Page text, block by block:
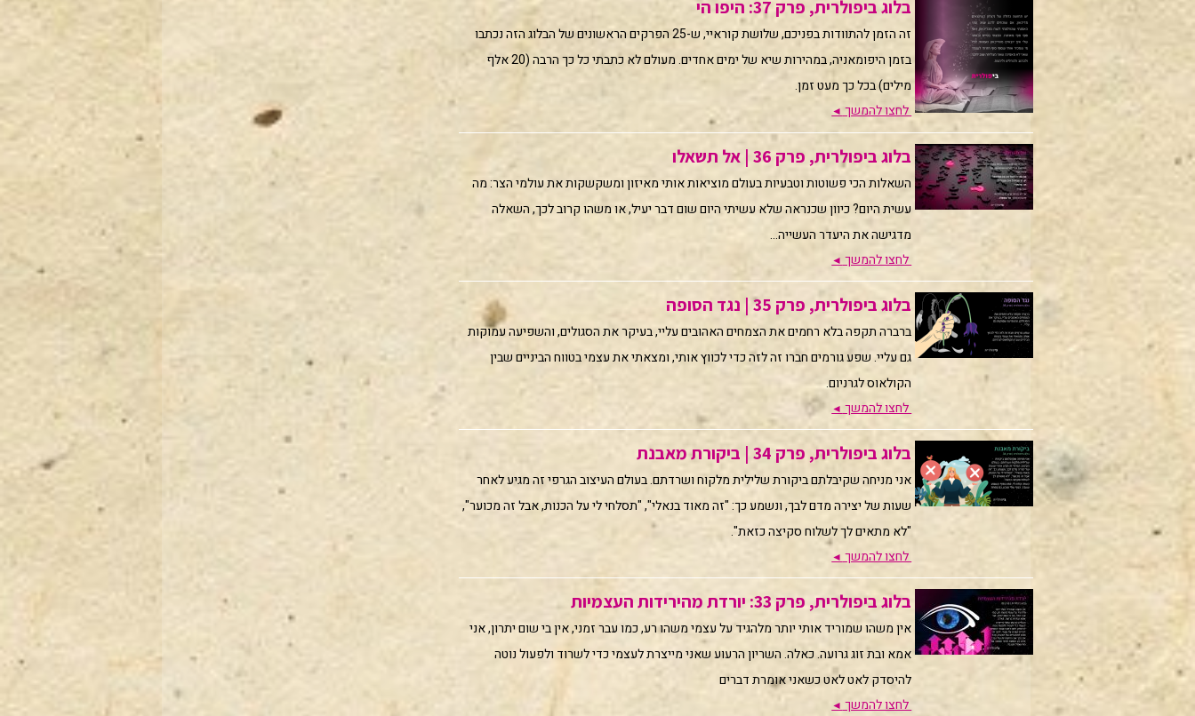
בלוג ביפולרית, פרק 37: היפו הי
זה הזמן להתוודות בפניכם, שלושת קוראיי, ש-25 הפרקים הראשונים של הבלוג הזה נכתבו
בזמן היפומאניה, במהירות שיא של ימים אחדים. מעולם לא כתבתי כל כך הרבה (20 אלף
מילים) בכל כך מעט זמן.
לחצו להמשך ◄
בלוג ביפולרית, פרק 36 | אל תשאלו
השאלות הכי פשוטות וטבעיות בעולם מוציאות אותי מאיזון ומשקשקות את עולמי הצר: מה
עשית היום? כיוון שכנראה שלא עשיתי היום שום דבר יעיל, או משהו קרוב לכך, השאלה
מדגישה את היעדר העשייה...
לחצו להמשך ◄
בלוג ביפולרית, פרק 35 | נגד הסופה
ברברה תקפה בלא רחמים את הצמחים האהובים עליי, בעיקר את הסגולים, והשפיעה עמוקות
גם עליי. שפע גורמים חברו זה לזה כדי לכווץ אותי, ומצאתי את עצמי בטווח הביניים שבין
הקולאוס לגרניום.
לחצו להמשך ◄
בלוג ביפולרית, פרק 34 | ביקורת מאבנת
אני מניחה שקיבלתם ביקורת שלילית מלקוח ושרדתם. בעולם העיצוב הגרפי זה מגיע לאחר
שעות של יצירה מדם לבך, ונשמע כך: "זה מאוד בנאלי", "תסלחי לי על הכנות, אבל זה מכוער",
"לא מתאים לך לשלוח סקיצה כזאת".
לחצו להמשך ◄
בלוג ביפולרית, פרק 33: יורדת מהירידות העצמיות
אין משהו שמוריד אותי יותר מלהגיד על עצמי משהו רע, כמו עבר זמני, אין בי שום יתרון, אני
אמא ובת זוג גרועה. כאלה. השריון הרעוע שאני מייצרת לעצמי כדי לשרוד ולפעול נוטה
להיסדק לאט לאט כשאני אומרת דברים
לחצו להמשך ◄